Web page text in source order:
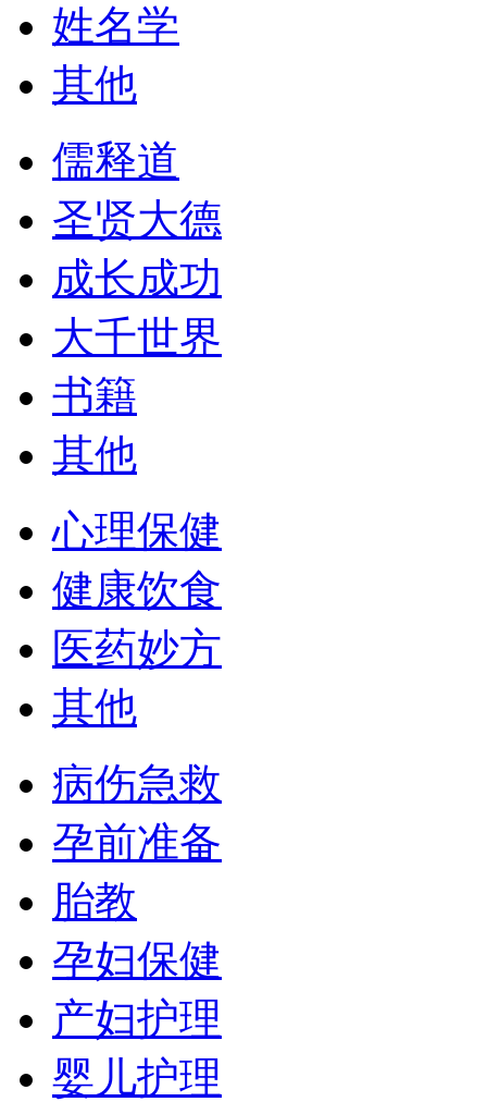
姓名学
其他
儒释道
圣贤大德
成长成功
大千世界
书籍
其他
心理保健
健康饮食
医药妙方
其他
病伤急救
孕前准备
胎教
孕妇保健
产妇护理
婴儿护理